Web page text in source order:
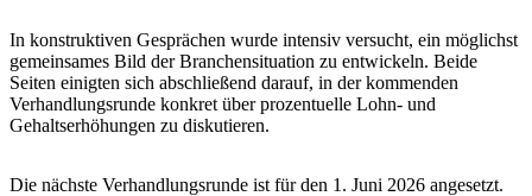
In konstruktiven Gesprächen wurde intensiv versucht, ein möglichst
gemeinsames Bild der Branchensituation zu entwickeln. Beide
Seiten einigten sich abschließend darauf, in der kommenden
Verhandlungsrunde konkret über prozentuelle Lohn- und
Gehaltserhöhungen zu diskutieren.
Die nächste Verhandlungsrunde ist für den 1. Juni 2026 angesetzt.